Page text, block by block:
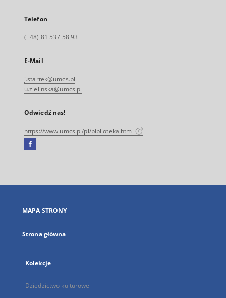
Telefon
(+48) 81 537 58 93
E-Mail
j.startek@umcs.pl
u.zielinska@umcs.pl
Odwiedź nas!
https://www.umcs.pl/pl/biblioteka.htm
Facebook
się
karcie
MAPA STRONY
Strona główna
Kolekcje
Dziedzictwo kulturowe